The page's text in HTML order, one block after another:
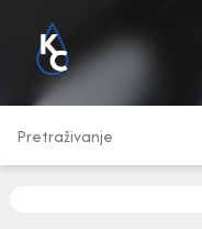
Pogledaj sve